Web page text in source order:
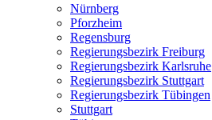
Nürnberg
Pforzheim
Regensburg
Regierungsbezirk Freiburg
Regierungsbezirk Karlsruhe
Regierungsbezirk Stuttgart
Regierungsbezirk Tübingen
Stuttgart